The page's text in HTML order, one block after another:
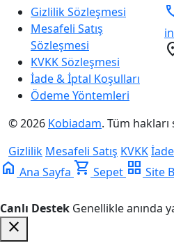
Gizlilik Sözleşmesi
Mesafeli Satış
Sözleşmesi
KVKK Sözleşmesi
İade & İptal Koşulları
Ödeme Yöntemleri
© 2026 Kobiadam. Tüm hakları
Gizlilik Mesafeli Satış KVKK
home Ana Sayfa shopping_cart Sepet grid_view Site
Canlı Destek Genellikle anında
close